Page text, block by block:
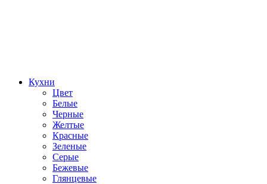
Кухни
Цвет
Белые
Черные
Желтые
Красные
Зеленые
Серые
Бежевые
Глянцевые